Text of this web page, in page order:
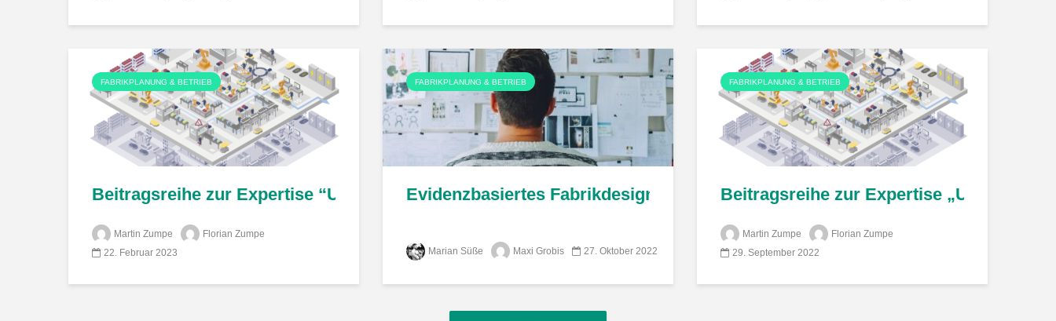
FABRIKPLANUNG & BETRIEB
Beitragsreihe zur Expertise “Umsetzung von cyber-physischen Matrixproduktionssystemen” – Entwicklungspfade zu
Martin Zumpe
Florian Zumpe
22. Februar 2023
FABRIKPLANUNG & BETRIEB
Evidenzbasiertes Fabrikdesign – neues Forschungsfeld oder nur ein anderes
Marian Süße Maxi Grobis 27. Oktober 2022
FABRIKPLANUNG & BETRIEB
Beitragsreihe zur Expertise
Martin Zumpe
Florian Zumpe
29. September 2022